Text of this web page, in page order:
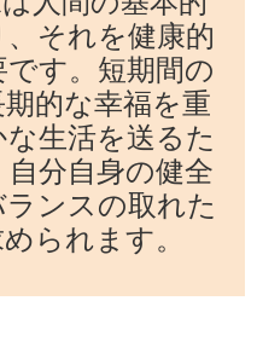
それを健康的
す。短期間の
的な幸福を重
生活を送るた
分自身の健全
ンスの取れた
られます。